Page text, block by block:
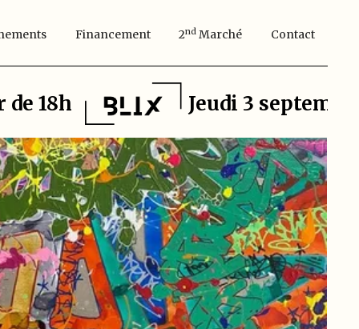
Financement 2Nd Marché Contact
18h Jeudi 3